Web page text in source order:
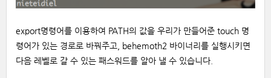
export명령어를 이용하여 PATH의 값을 우리가 만들어준 touch 명
령어가 있는 경로로 바꿔주고, behemoth2 바이너리를 실행시키면
다음 레벨로 갈 수 있는 패스워드를 알아 낼 수 있습니다.